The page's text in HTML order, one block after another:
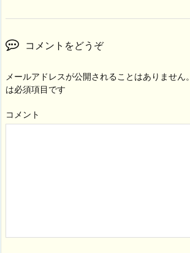
コメントをどうぞ
メールアドレスが公開されることはありません。
は必須項目です
コメント